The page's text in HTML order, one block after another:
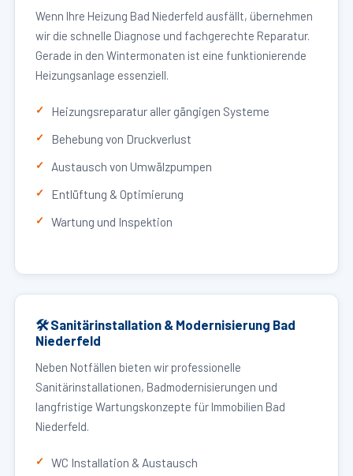
Wenn Ihre Heizung Bad Niederfeld ausfällt, übernehmen
wir die schnelle Diagnose und fachgerechte Reparatur.
Gerade in den Wintermonaten ist eine funktionierende
Heizungsanlage essenziell.
Heizungsreparatur aller gängigen Systeme
Behebung von Druckverlust
Austausch von Umwälzpumpen
Entlüftung & Optimierung
Wartung und Inspektion
🛠 Sanitärinstallation & Modernisierung Bad
Niederfeld
Neben Notfällen bieten wir professionelle
Sanitärinstallationen, Badmodernisierungen und
langfristige Wartungskonzepte für Immobilien Bad
Niederfeld.
WC Installation & Austausch